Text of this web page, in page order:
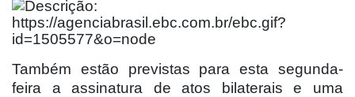
Também estão previstas para esta segunda-
feira a assinatura de atos bilaterais e uma